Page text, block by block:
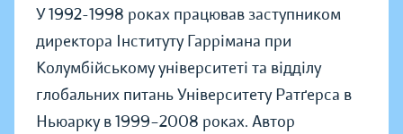
У 1992-1998 роках працював заступником
директора Інституту Гаррімана при
Колумбійському університеті та відділу
глобальних питань Університету Ратґерса в
Ньюарку в 1999–2008 роках. Автор